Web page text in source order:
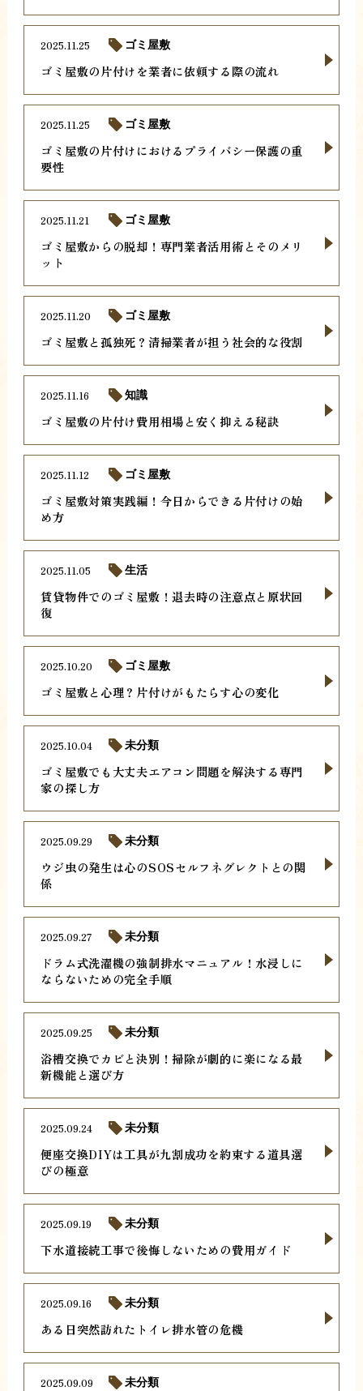
ゴミ屋敷の片付けを業者に依頼する際の流れ
2025.11.25 ゴミ屋敷
ゴミ屋敷の片付けにおけるプライバシー保護の重
要性
2025.11.25 ゴミ屋敷
ゴミ屋敷からの脱却！専門業者活用術とそのメリ
ット
2025.11.21 ゴミ屋敷
ゴミ屋敷と孤独死？清掃業者が担う社会的な役割
2025.11.20 ゴミ屋敷
ゴミ屋敷の片付け費用相場と安く抑える秘訣
2025.11.16 知識
ゴミ屋敷対策実践編！今日からできる片付けの始
め方
2025.11.12 ゴミ屋敷
賃貸物件でのゴミ屋敷！退去時の注意点と原状回
復
2025.11.05 生活
ゴミ屋敷と心理？片付けがもたらす心の変化
2025.10.20 ゴミ屋敷
ゴミ屋敷でも大丈夫エアコン問題を解決する専門
家の探し方
2025.10.04 未分類
ウジ虫の発生は心のSOSセルフネグレクトとの関
係
2025.09.29 未分類
ドラム式洗濯機の強制排水マニュアル！水浸しに
ならないための完全手順
2025.09.27 未分類
浴槽交換でカビと決別！掃除が劇的に楽になる最
新機能と選び方
2025.09.25 未分類
便座交換DIYは工具が九割成功を約束する道具選
びの極意
2025.09.24 未分類
下水道接続工事で後悔しないための費用ガイド
2025.09.19 未分類
ある日突然訪れたトイレ排水管の危機
2025.09.16 未分類
2025.09.09 未分類